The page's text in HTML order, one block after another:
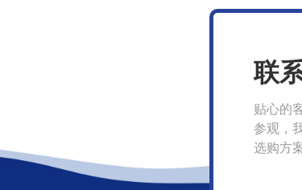
联
贴心的
参观，
选购方